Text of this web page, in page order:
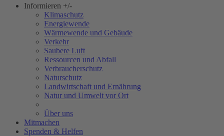
Informieren +/-
Klimaschutz
Energiewende
Wärmewende und Gebäude
Verkehr
Saubere Luft
Ressourcen und Abfall
Verbraucherschutz
Naturschutz
Landwirtschaft und Ernährung
Natur und Umwelt vor Ort
Über uns
Mitmachen
Spenden & Helfen